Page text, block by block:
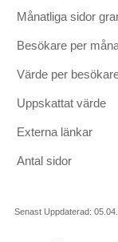
Månatliga sidor
Besökare per
Värde per
Uppskattat värde
Externa länkar
Antal sidor
Senast Uppdaterad: